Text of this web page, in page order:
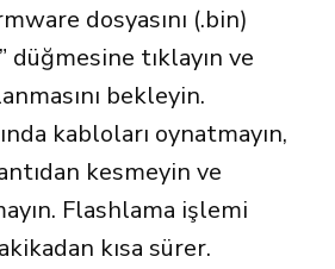
dosyasını (.bin)
düğmesine tıklayın ve
bekleyin.
kabloları oynatmayın,
kesmeyin ve
Flashlama işlemi
kısa sürer.